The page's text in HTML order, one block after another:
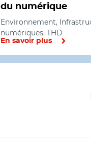
du numérique
Environnement,
numériques, THD
En savoir plus